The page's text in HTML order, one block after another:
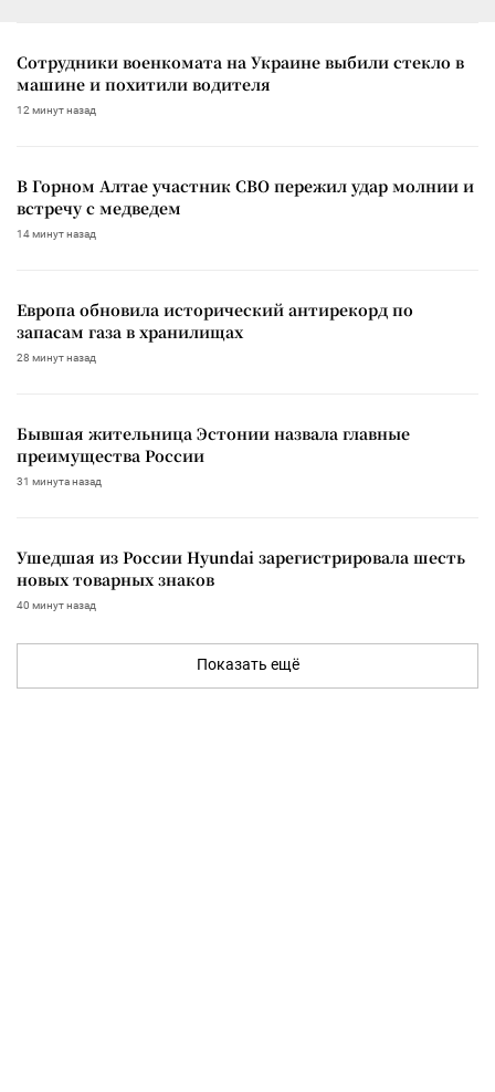
Сотрудники военкомата на Украине выбили стекло в
машине и похитили водителя
12 минут назад
В Горном Алтае участник СВО пережил удар молнии и
встречу с медведем
14 минут назад
Европа обновила исторический антирекорд по
запасам газа в хранилищах
28 минут назад
Бывшая жительница Эстонии назвала главные
преимущества России
31 минута назад
Ушедшая из России Hyundai зарегистрировала шесть
новых товарных знаков
40 минут назад
Показать ещё